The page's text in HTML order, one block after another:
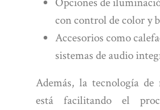
con control de color y
Accesorios como
sistemas de audio
Además, la tecnología de
está facilitando el